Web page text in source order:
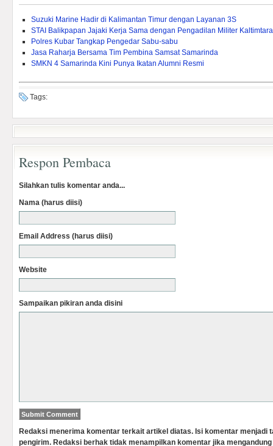
Suzuki Marine Hadir di Kalimantan Timur dengan Layanan 3S
STAI Balikpapan Jajaki Kerja Sama dengan Pengadilan Militer Kaltimtara
Polres Kubar Tangkap Pengedar Sabu-sabu
Jasa Raharja Bersama Tim Pembina Samsat Samarinda
SMKN 4 Samarinda Kini Punya Ikatan Alumni Resmi
Tags:
Respon Pembaca
Silahkan tulis komentar anda...
Nama (harus diisi)
Email Address (harus diisi)
Website
Sampaikan pikiran anda disini
Redaksi menerima komentar terkait artikel diatas. Isi komentar menjadi
pengirim. Redaksi berhak tidak menampilkan komentar jika